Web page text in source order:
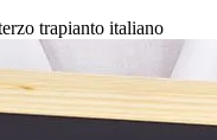
trapianto italiano